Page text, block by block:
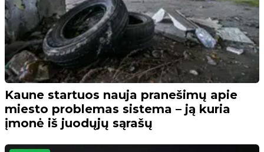
Kaune startuos nauja pranešimų apie
miesto problemas sistema – ją kuria
įmonė iš juodųjų sąrašų